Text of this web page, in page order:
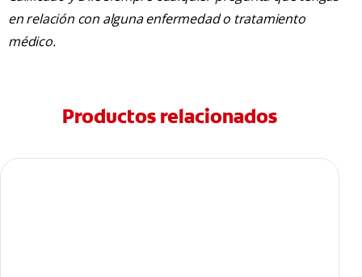
en relación con alguna enfermedad o tratamiento
médico.
Productos relacionados